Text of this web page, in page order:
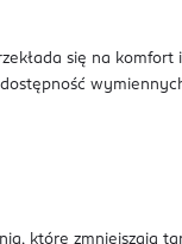
się na komfort
które zmniejszają